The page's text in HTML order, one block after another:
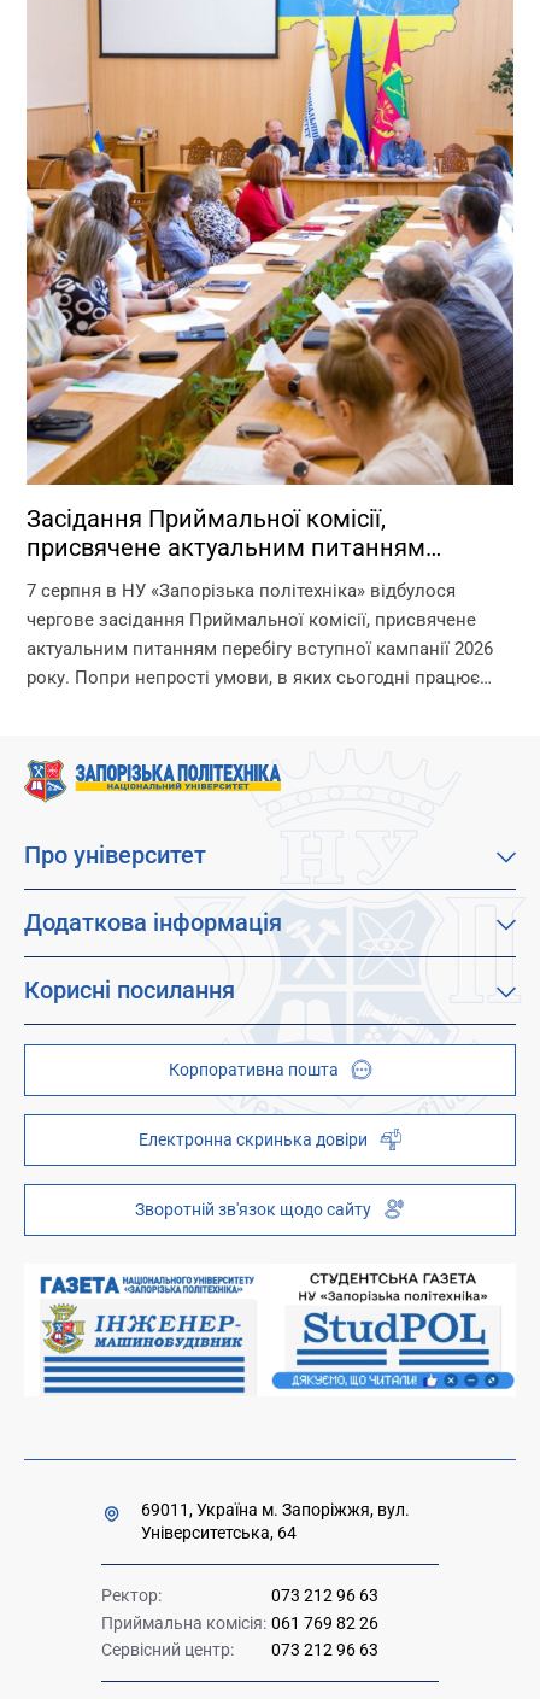
Засідання Приймальної комісії,
присвячене актуальним питанням
перебігу вступної кампанії 2026 року
7 серпня в НУ «Запорізька політехніка» відбулося
чергове засідання Приймальної комісії, присвячене
актуальним питанням перебігу вступної кампанії 2026
року. Попри непрості умови, в яких сьогодні працює
Про університет
Місія, візія та цінності
Факультети
Студентам
Додаткова інформація
Дистанційне навчання
Дитячо-юнацький науковий університет (ДЮНУ)
Відокремлені структурні підрозділи
Наукова бібліотека
Телефонний довідник
Інституційний репозиторій
Корисні посилання
Стипендії і гранти
ZP - QR code
Молодіжний хаб «FREETIME»
Платні послуги
Накази та розпорядження для оприлюднення
Міністерство освіти і науки України
Урядова "гаряча лінія" 1545
Корпоративна пошта
Електронна скринька довіри
Зворотній зв'язок щодо сайту
69011, Україна м. Запоріжжя, вул.
Університетська, 64
Ректор:
073 212 96 63
Приймальна комісія: 061 769 82 26
Сервісний центр:
073 212 96 63